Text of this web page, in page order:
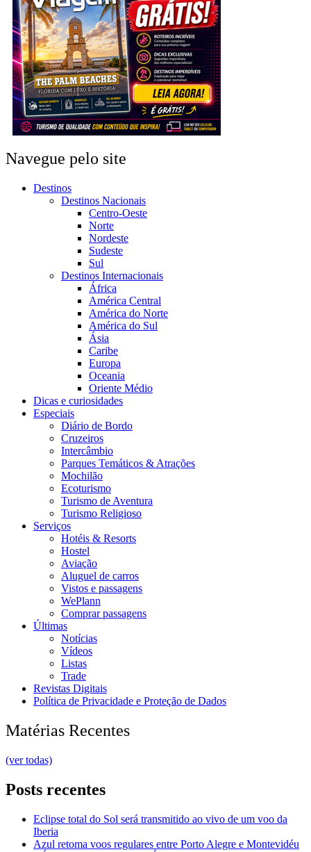
Navegue pelo site
Destinos
Destinos Nacionais
Centro-Oeste
Norte
Nordeste
Sudeste
Sul
Destinos Internacionais
África
América Central
América do Norte
América do Sul
Ásia
Caribe
Europa
Oceania
Oriente Médio
Dicas e curiosidades
Especiais
Diário de Bordo
Cruzeiros
Intercâmbio
Parques Temáticos & Atrações
Mochilão
Ecoturismo
Turismo de Aventura
Turismo Religioso
Serviços
Hotéis & Resorts
Hostel
Aviação
Aluguel de carros
Vistos e passagens
WePlann
Comprar passagens
Últimas
Notícias
Vídeos
Listas
Trade
Revistas Digitais
Política de Privacidade e Proteção de Dados
Matérias Recentes
(ver todas)
Posts recentes
Eclipse total do Sol será transmitido ao vivo de um voo da
Iberia
Azul retoma voos regulares entre Porto Alegre e Montevidéu